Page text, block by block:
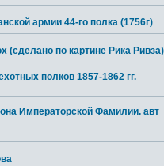
армии 44-го полка (1756г)
(сделано по картине Рика Ривза)
полков 1857-1862 гг.
Императорской Фамилии. авт